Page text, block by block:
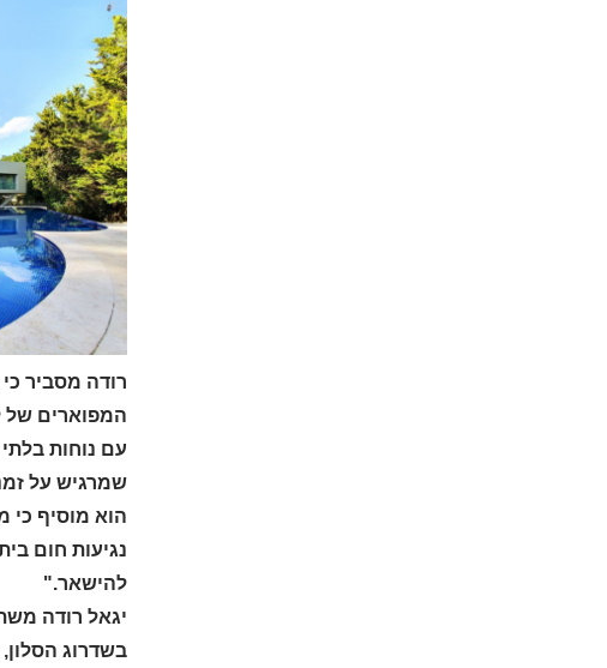
רודה מסביר
המפוארים של
עם נוחות
שמרגיש על
הוא מוסיף כי
נגיעות חום
להישאר."
יגאל רודה
בשדרוג